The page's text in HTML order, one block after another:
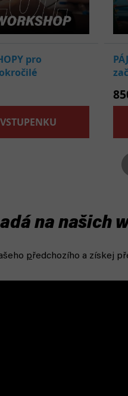
na našich
předchozího a získej